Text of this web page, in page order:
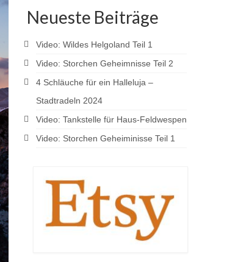
Neueste Beiträge
Video: Wildes Helgoland Teil 1
Video: Storchen Geheimnisse Teil 2
4 Schläuche für ein Halleluja –
Stadtradeln 2024
Video: Tankstelle für Haus-Feldwespen
Video: Storchen Geheiminisse Teil 1